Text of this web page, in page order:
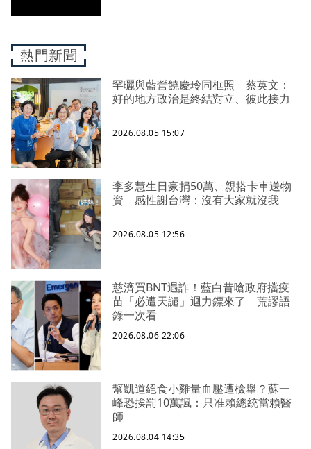
熱門新聞
罕曬與藍營饒慶玲同框照 蔡英文：
好的地方政治是終結對立、彼此接力
2026.08.05 15:07
李多慧生日豪捐50萬、親搭卡車送物
資 感性謝台灣：沒有大家就沒我
2026.08.05 12:56
慈濟買BNT遇詐！藍白昔嗆政府擋疫
苗「必遭天譴」迴力鏢來了 荒謬語
錄一次看
2026.08.06 22:06
幫凱道絕食小雞量血壓遭檢舉？蘇一
峰恐挨罰10萬諷：只准賴總統當賴醫
師
2026.08.04 14:35